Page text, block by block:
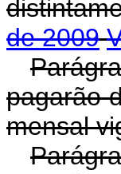
de 2009
pagarão
mensal